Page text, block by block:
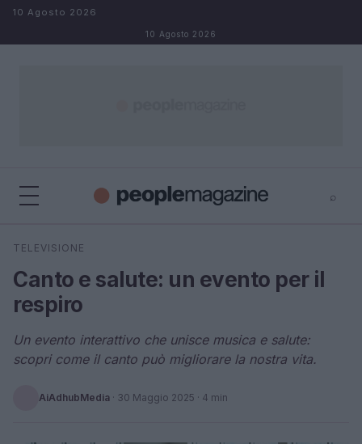
Salta al contenuto
10 Agosto 2026
10 Agosto 2026
⌕
Cerca
TELEVISIONE
Canto e salute: un evento per il
respiro
Un evento interattivo che unisce musica e salute:
scopri come il canto può migliorare la nostra vita.
AiAdhubMedia · 30 Maggio 2025 · 4 min